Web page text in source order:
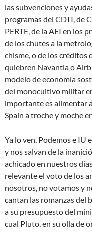
las subvenciones y
programas del CDTI, de
PERTE, de la AEI en los
de los chutes a la
chisme, o de los créditos
quiebren Navantia o
modelo de economía
del monocultivo militar
importante es alimentar
Spain a troche y moche
Ya lo ven, Podemos e IU
y nos salvan de la
achicado en nuestros
relevante el voto de los
nosotros, no votamos y
cantan las romanzas del
a su presupuesto del
cual Pluto, en su olla de